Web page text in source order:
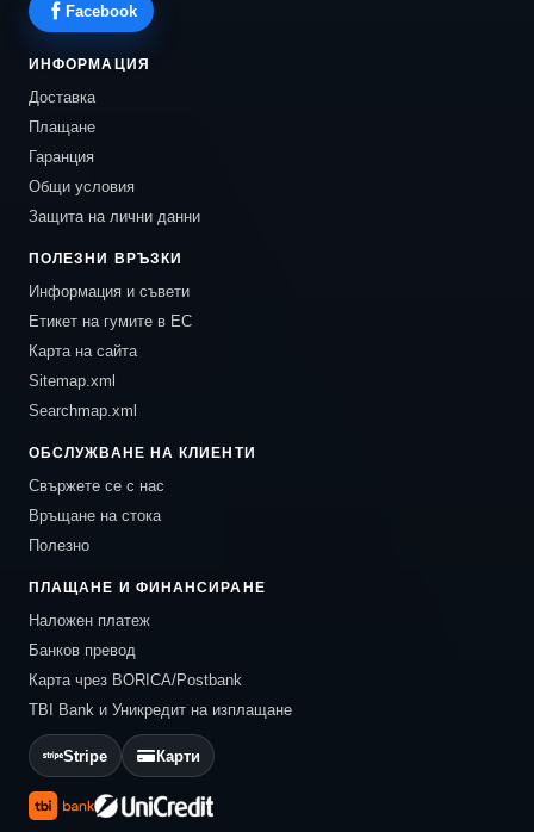
Facebook
ИНФОРМАЦИЯ
Доставка
Плащане
Гаранция
Общи условия
Защита на лични данни
ПОЛЕЗНИ ВРЪЗКИ
Информация и съвети
Етикет на гумите в ЕС
Карта на сайта
Sitemap.xml
Searchmap.xml
ОБСЛУЖВАНЕ НА КЛИЕНТИ
Свържете се с нас
Връщане на стока
Полезно
ПЛАЩАНЕ И ФИНАНСИРАНЕ
Наложен платеж
Банков превод
Карта чрез BORICA/Postbank
TBI Bank и Уникредит на изплащане
Stripe Карти